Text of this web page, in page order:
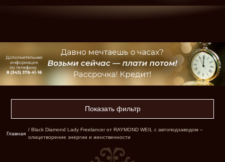
Показать фильтр
Главная
/ Black Diamond Lady Freelancer от RAYMOND WEIL с автоподзаводом –
олицетворение энергии и женственности